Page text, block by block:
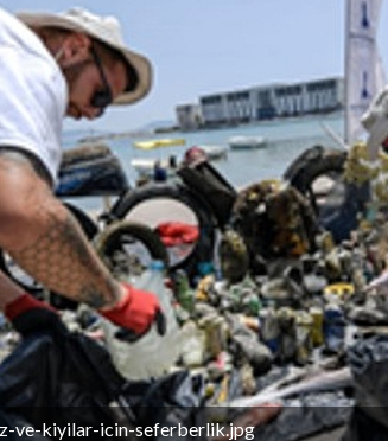
ve-kiyilar-icin-seferberlik.jpg